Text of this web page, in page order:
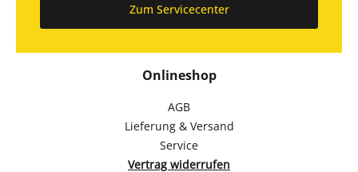
Onlineshop
AGB
Lieferung & Versand
Service
Vertrag widerrufen
Zum Servicecenter